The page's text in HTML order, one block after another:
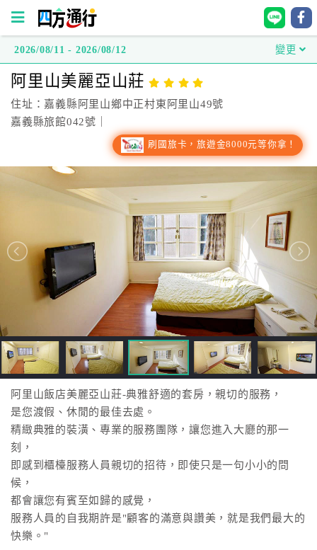
方
通
行
房
跟
飯
店
訂
房
HOT
特
色
民
宿
2026/08/11 - 2026/08/12 變更
阿里山美麗亞山莊
住址：嘉義縣阿里山鄉中正村東阿里山49號
嘉義縣旅館042號｜
刷國旅卡，旅遊金8000元等你拿！
阿里山飯店美麗亞山莊-典雅舒適的套房，親切的服務，
是您渡假、休閒的最佳去處。
精緻典雅的裝潢、專業的服務團隊，讓您進入大廳的那一
刻，
即感到櫃檯服務人員親切的招待，即使只是一句小小的問
候，
都會讓您有賓至如歸的感覺，
服務人員的自我期許是"顧客的滿意與讚美，就是我們最大的
快樂。"